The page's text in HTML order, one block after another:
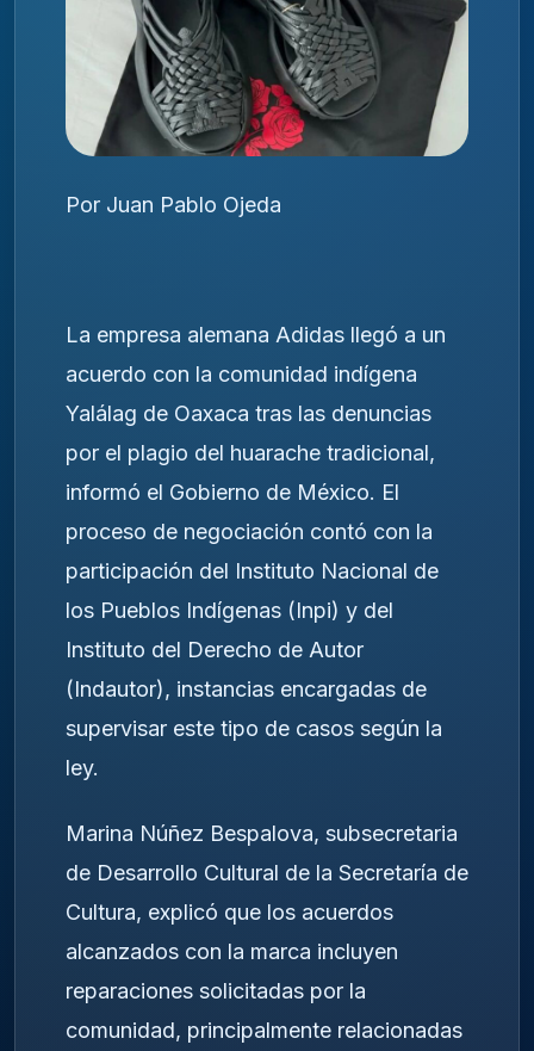
Por Juan Pablo Ojeda
La empresa alemana Adidas llegó a un
acuerdo con la comunidad indígena
Yalálag de Oaxaca tras las denuncias
por el plagio del huarache tradicional,
informó el Gobierno de México. El
proceso de negociación contó con la
participación del Instituto Nacional de
los Pueblos Indígenas (Inpi) y del
Instituto del Derecho de Autor
(Indautor), instancias encargadas de
supervisar este tipo de casos según la
ley.
Marina Núñez Bespalova, subsecretaria
de Desarrollo Cultural de la Secretaría de
Cultura, explicó que los acuerdos
alcanzados con la marca incluyen
reparaciones solicitadas por la
comunidad, principalmente relacionadas